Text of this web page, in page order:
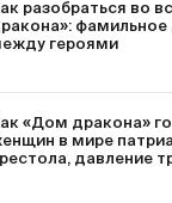
разобраться во
фамильное
героями
«Дом дракона»
в мире
давление